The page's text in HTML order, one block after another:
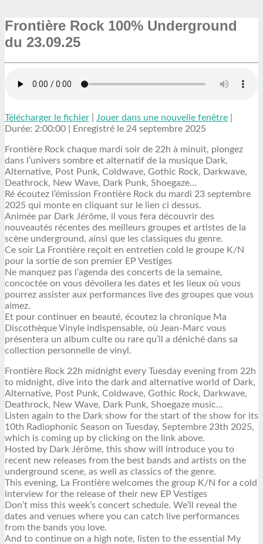
Frontière Rock 100% Underground
du 23.09.25
Télécharger le fichier Jouer dans une nouvelle fenêtre
Durée: 2:00:00
Enregistré le 24 septembre 2025
Frontière Rock chaque mardi soir de 22h à minuit, plongez
dans l’univers sombre et alternatif de la musique Dark,
Alternative, Post Punk, Coldwave, Gothic Rock, Darkwave,
Deathrock, New Wave, Dark Punk, Shoegaze…
Ré écoutez l’émission Frontière Rock du mardi 23 septembre
2025 qui monte en cliquant sur le lien ci dessus.
Animée par Dark Jérôme, il vous fera découvrir des
nouveautés récentes des meilleurs groupes et artistes de la
scène underground, ainsi que les classiques du genre.
Ce soir La Frontière reçoit en entretien cold le groupe K/N
pour la sortie de son premier EP Vestiges
Ne manquez pas l’agenda des concerts de la semaine,
concoctée on vous dévoilera les dates et les lieux où vous
pourrez assister aux performances live des groupes que vous
aimez.
Et pour continuer en beauté, écoutez la chronique Ma
Discothèque Vinyle indispensable, où Jean-Marc vous
présentera un album culte ou rare qu’il a déniché dans sa
collection personnelle de vinyl.
Frontière Rock 22h midnight every Tuesday evening from 22h
to midnight, dive into the dark and alternative world of Dark,
Alternative, Post Punk, Coldwave, Gothic Rock, Darkwave,
Deathrock, New Wave, Dark Punk, Shoegaze music…
Listen again to the Dark show for the start of the show for its
10th Radiophonic Season on Tuesday, Septembre 23th 2025,
which is coming up by clicking on the link above.
Hosted by Dark Jérôme, this show will introduce you to
recent new releases from the best bands and artists on the
underground scene, as well as classics of the genre.
This evening, La Frontière welcomes the group K/N for a cold
interview for the release of their new EP Vestiges
Don’t miss this week’s concert schedule. We’ll reveal the
dates and venues where you can catch live performances
from the bands you love.
And to continue on a high note, listen to the essential My